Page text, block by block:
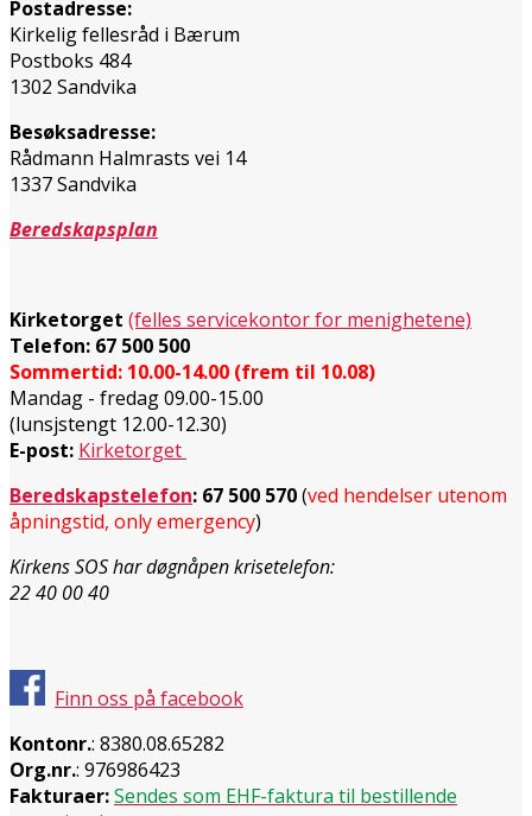
Postadresse:
Kirkelig fellesråd i Bærum
Postboks 484
1302 Sandvika
Besøksadresse:
Rådmann Halmrasts vei 14
1337 Sandvika
Beredskapsplan
Kirketorget (felles servicekontor for menighetene)
Telefon: 67 500 500
Sommertid: 10.00-14.00 (frem til 10.08)
Mandag - fredag 09.00-15.00
(lunsjstengt 12.00-12.30)
E-post: Kirketorget
Beredskapstelefon: 67 500 570(ved hendelser utenom
åpningstid, only emergency)
Kirkens SOS har døgnåpen krisetelefon:
22 40 00 40
Finn oss på facebook
Kontonr.: 8380.08.65282
Org.nr.: 976986423
Fakturaer:Sendes som EHF-faktura til bestillende